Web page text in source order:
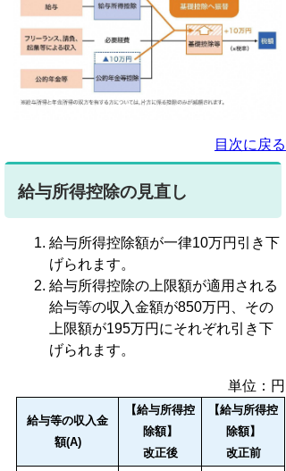
目次に戻る
給与所得控除の見直し
給与所得控除額が一律10万円引き下
げられます。
給与所得控除の上限額が適用される
給与等の収入金額が850万円、その
上限額が195万円にそれぞれ引き下
げられます。
単位：円
給与等の収入金
額(A)
【給与所得控
除額】
改正後
【給与所得控
除額】
改正前